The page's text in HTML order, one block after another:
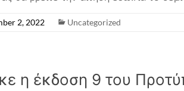
2, 2022 Uncategorized
η έκδοση 9 του